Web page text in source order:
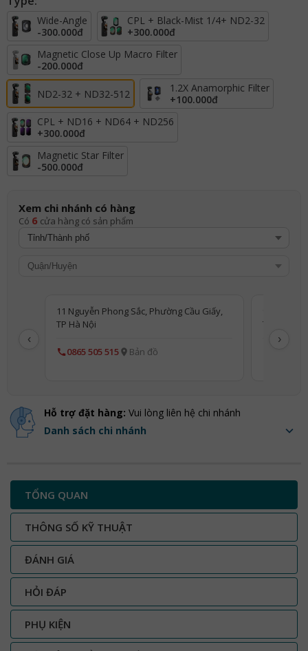
Wide-Angle
-300.000đ
CPL + Black-Mist 1/4+ ND2-32
+300.000đ
Magnetic Close Up Macro Filter
-200.000đ
ND2-32 + ND32-512
1.2X Anamorphic Filter
+100.000đ
CPL + ND16 + ND64 + ND256
+300.000đ
Magnetic Star Filter
-500.000đ
Xem chi nhánh có hàng
Có 6 cửa hàng có sản phẩm
‹
11 Nguyễn Phong Sắc, Phường Cầu Giấy,
TP Hà Nội
0865 505 515 Bản đồ
Thanh Hóa
›
Hỗ trợ đặt hàng: Vui lòng liên hệ chi nhánh
Danh sách chi nhánh
TỔNG QUAN
THÔNG SỐ KỸ THUẬT
ĐÁNH GIÁ
HỎI ĐÁP
PHỤ KIỆN